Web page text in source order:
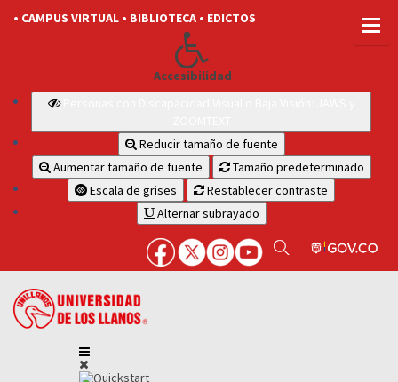
• CAMPUS VIRTUAL • BIBLIOTECA • EDICTOS
Accesibilidad
Reducir tamaño de fuente
Aumentar tamaño de fuente
Tamaño predeterminado
Escala de grises
Restablecer contraste
Alternar subrayado